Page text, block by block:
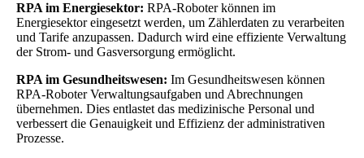
RPA im Energiesektor: RPA-Roboter können im
Energiesektor eingesetzt werden, um Zählerdaten zu verarbeiten
und Tarife anzupassen. Dadurch wird eine effiziente Verwaltung
der Strom- und Gasversorgung ermöglicht.
RPA im Gesundheitswesen: Im Gesundheitswesen können
RPA-Roboter Verwaltungsaufgaben und Abrechnungen
übernehmen. Dies entlastet das medizinische Personal und
verbessert die Genauigkeit und Effizienz der administrativen
Prozesse.